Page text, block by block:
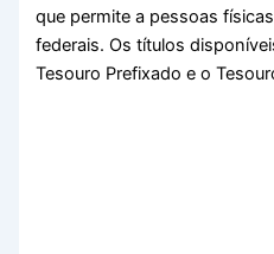
que permite a pessoas
federais. Os títulos
Tesouro Prefixado e o